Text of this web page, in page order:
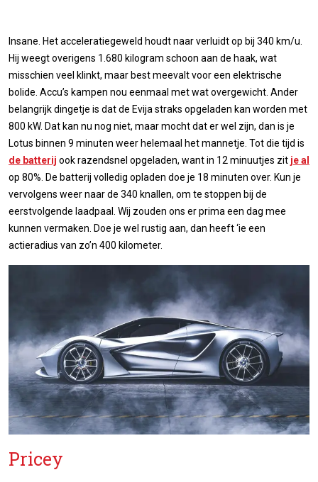
Insane. Het acceleratiegeweld houdt naar verluidt op bij 340 km/u.
Hij weegt overigens 1.680 kilogram schoon aan de haak, wat
misschien veel klinkt, maar best meevalt voor een elektrische
bolide. Accu’s kampen nou eenmaal met wat overgewicht. Ander
belangrijk dingetje is dat de Evija straks opgeladen kan worden met
800 kW. Dat kan nu nog niet, maar mocht dat er wel zijn, dan is je
Lotus binnen 9 minuten weer helemaal het mannetje. Tot die tijd is
de batterij ook razendsnel opgeladen, want in 12 minuutjes zit je al
op 80%. De batterij volledig opladen doe je 18 minuten over. Kun je
vervolgens weer naar de 340 knallen, om te stoppen bij de
eerstvolgende laadpaal. Wij zouden ons er prima een dag mee
kunnen vermaken. Doe je wel rustig aan, dan heeft ‘ie een
actieradius van zo’n 400 kilometer.
Pricey